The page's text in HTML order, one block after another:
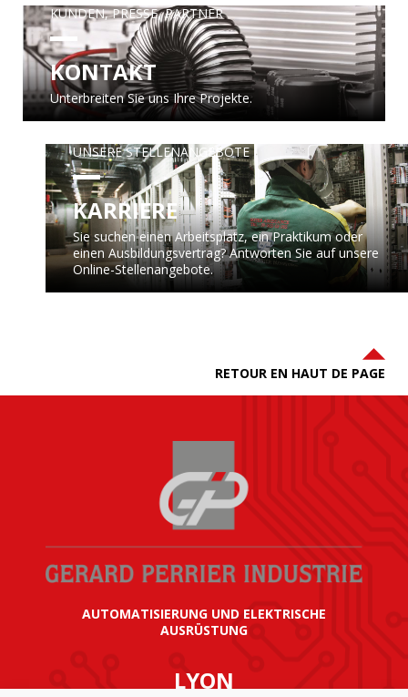
KUNDEN, PRESSE, PARTNER
KONTAKT
Unterbreiten Sie uns Ihre Projekte.
UNSERE STELLENANGEBOTE
KARRIERE
Sie suchen einen Arbeitsplatz, ein Praktikum oder
einen Ausbildungsvertrag? Antworten Sie auf unsere
Online-Stellenangebote.
RETOUR EN HAUT DE PAGE
AUTOMATISIERUNG UND ELEKTRISCHE
AUSRÜSTUNG
LYON